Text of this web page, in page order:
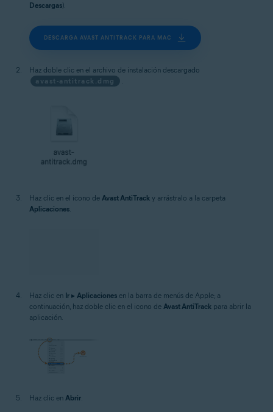
Descargas).
DESCARGA AVAST ANTITRACK PARA MAC
Haz doble clic en el archivo de instalación descargado
avast-antitrack.dmg
.
Haz clic en el icono de Avast AntiTrack y arrástralo a la carpeta
Aplicaciones
Haz clic en Ir ▸ Aplicaciones en la barra de menús de Apple; a
continuación, haz doble clic en el icono de Avast AntiTrack para abrir la
aplicación.
Haz clic en Abrir